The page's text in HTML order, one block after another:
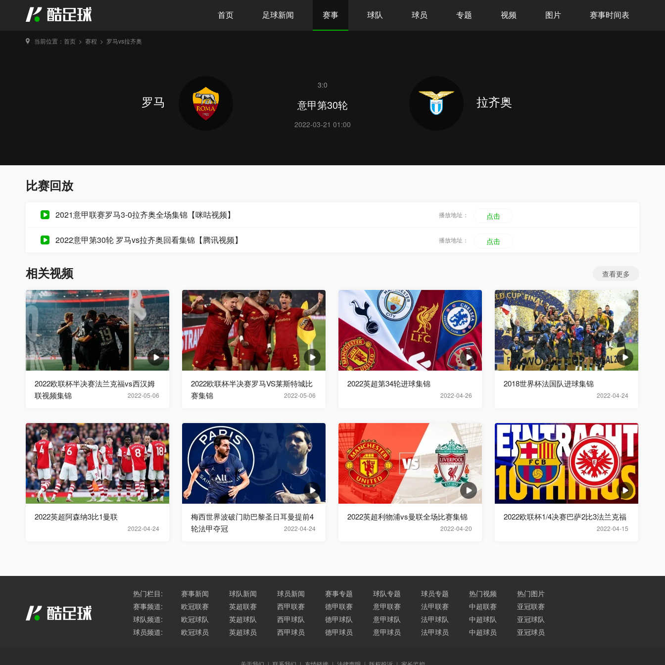
首页 足球新闻 赛事 球队 球员 专题 视频 图片 赛事时间表
当前位置： 首页 > 赛程 > 罗马vs拉齐奥
罗马
3:0
意甲第30轮
2022-03-21 01:00
拉齐奥
比赛回放
2021意甲联赛罗马3-0拉齐奥全场集锦【咪咕视频】 播放地址： 点击
2022意甲第30轮 罗马vs拉齐奥回看集锦【腾讯视频】 播放地址： 点击
相关视频 查看更多
2022-05-06
2022欧联杯半决赛法兰克福vs西汉姆
联视频集锦
2022-05-06
2022欧联杯半决赛罗马VS莱斯特城比
赛集锦
2022-04-26
2022英超第34轮进球集锦
2022-04-24
2018世界杯法国队进球集锦
2022-04-24
2022英超阿森纳3比1曼联
2022-04-24
梅西世界波破门助巴黎圣日耳曼提前4
轮法甲夺冠
2022-04-20
2022英超利物浦vs曼联全场比赛集锦
2022-04-15
2022欧联杯1/4决赛巴萨2比3法兰克福
热门栏目: 赛事新闻 球队新闻 球员新闻 赛事专题 球队专题 球员专题 热门视频
热门图片
赛事频道:
欧冠联赛 英超联赛 西甲联赛 德甲联赛 意甲联赛 法甲联赛 中超联赛
亚冠联赛
球队频道:
欧冠球队 英超球队 西甲球队 德甲球队 意甲球队 法甲球队 中超球队
亚冠球队
球员频道:
欧冠球员 英超球员 西甲球员 德甲球员 意甲球员 法甲球员 中超球员 亚冠球员